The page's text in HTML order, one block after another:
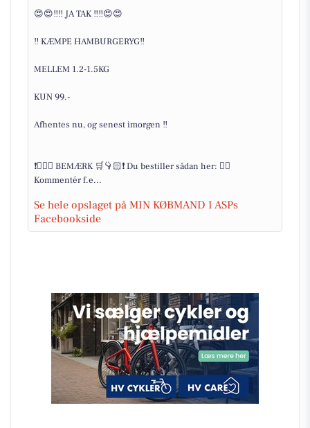
😍😍‼️‼️ JA TAK ‼️‼️😍😍
‼️ KÆMPE HAMBURGERYG‼️
MELLEM 1.2-1.5KG
KUN 99.-
Afhentes nu, og senest imorgen ‼️
❗👇🏻🛒 BEMÆRK 🛒👇🏻❗ Du bestiller sådan her: 👉🏻
Kommentér f.e...
Se hele opslaget på MIN KØBMAND I ASPs
Facebookside